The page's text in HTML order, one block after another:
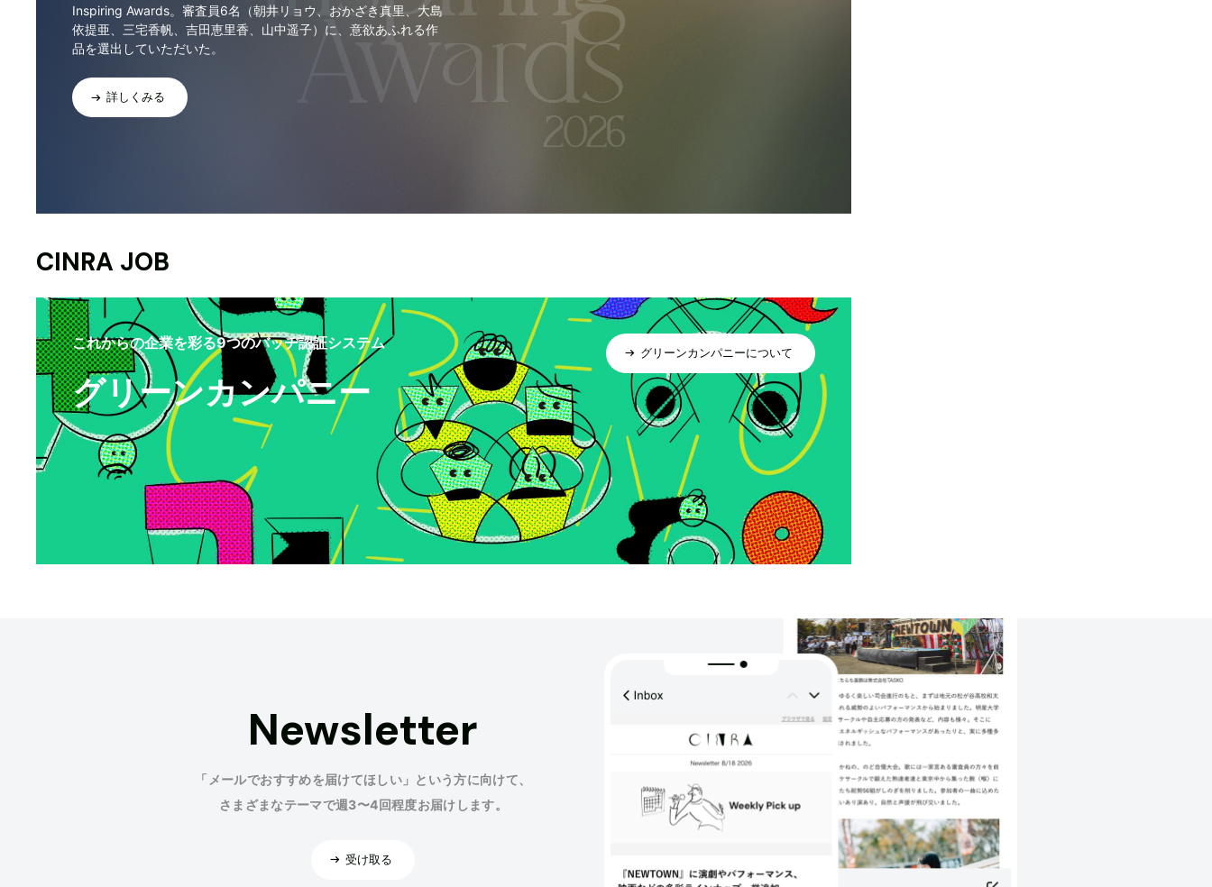
Inspiring Awards。審査員6名（朝井リョウ、おかざき真里、大島
依提亜、三宅香帆、吉田恵里香、山中遥子）に、意欲あふれる作
品を選出していただいた。
詳しくみる
CINRA JOB
これからの企業を彩る9つのバッヂ認証システム
グリーンカンパニー
グリーンカンパニーについて
Newsletter
「メールでおすすめを届けてほしい」という方に向けて、
さまざまなテーマで週3〜4回程度お届けします。
受け取る